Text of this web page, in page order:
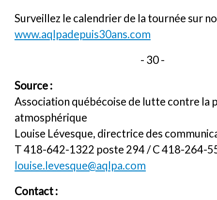
Surveillez le calendrier de la tournée sur
www.aqlpadepuis30ans.com
- 30 -
Source :
Association québécoise de lutte contre la
atmosphérique
Louise Lévesque, directrice des
T 418-642-1322 poste 294 / C 418-264-
louise.levesque@aqlpa.com
Contact :